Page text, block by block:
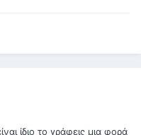
ίδιο το γράφεις μια φορά